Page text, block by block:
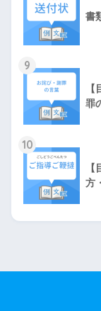
書
9
罪
10
方